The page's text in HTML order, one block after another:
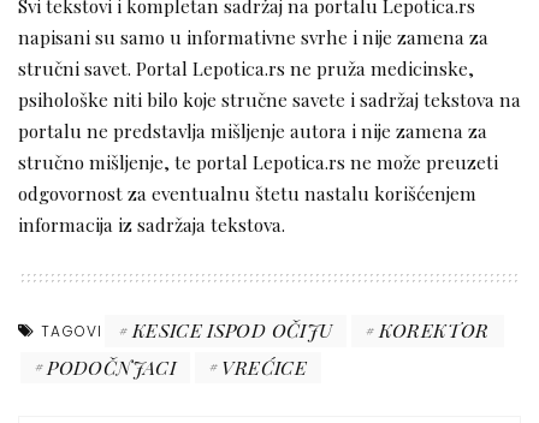
napisani su samo u informativne svrhe i nije zamena za
stručni savet. Portal Lepotica.rs ne pruža medicinske,
psihološke niti bilo koje stručne savete i sadržaj tekstova na
portalu ne predstavlja mišljenje autora i nije zamena za
stručno mišljenje, te portal Lepotica.rs ne može preuzeti
odgovornost za eventualnu štetu nastalu korišćenjem
informacija iz sadržaja tekstova.
TAGOVI KESICE ISPOD OČIJU
KOREKTOR
PODOČNJACI
VREĆICE